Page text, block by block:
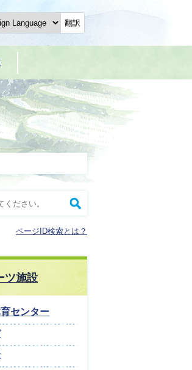
翻訳
ページID検索とは？
ツ施設
センター